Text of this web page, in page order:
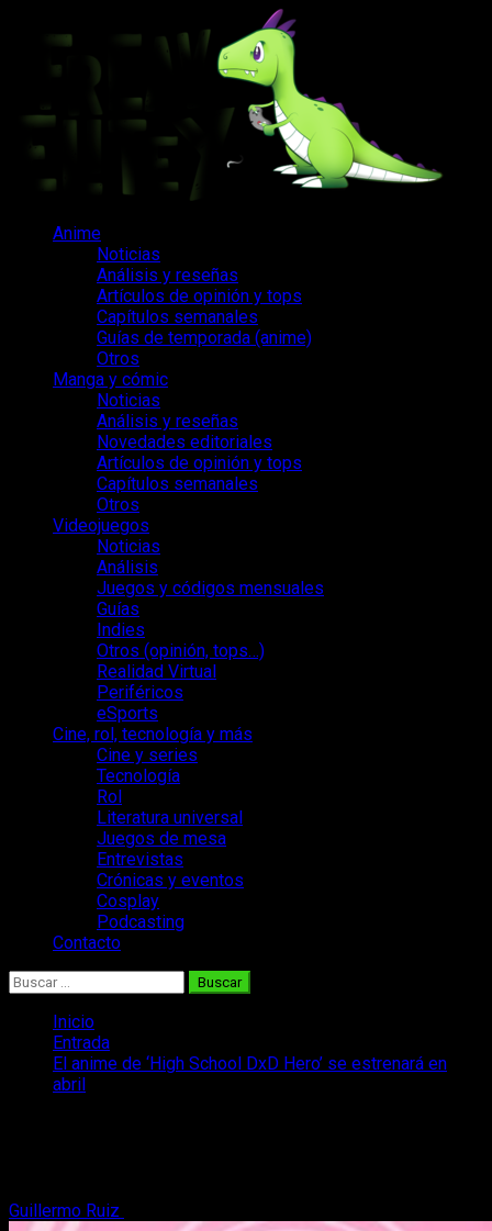
contenido
Anime
Noticias
Análisis y reseñas
Artículos de opinión y tops
Capítulos semanales
Guías de temporada (anime)
Otros
Manga y cómic
Noticias
Análisis y reseñas
Novedades editoriales
Artículos de opinión y tops
Capítulos semanales
Otros
Videojuegos
Noticias
Análisis
Juegos y códigos mensuales
Guías
Indies
Otros (opinión, tops…)
Realidad Virtual
Periféricos
eSports
Cine, rol, tecnología y más
Cine y series
Tecnología
Rol
Literatura universal
Juegos de mesa
Entrevistas
Crónicas y eventos
Cosplay
Podcasting
Contacto
Buscar:
Inicio
Entrada
El anime de ‘High School DxD Hero’ se estrenará en
abril
Guillermo Ruiz